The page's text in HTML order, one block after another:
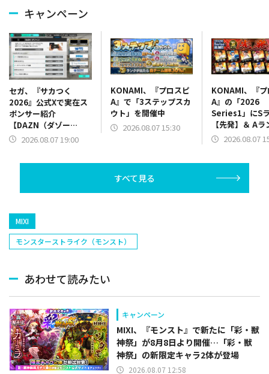
キャンペーン
セガ、『サカつく
2026』公式Xで実在ス
ポンサー紹介
【DAZN（ダゾー
ン）】篇をポスト
2026.08.07 19:00
KONAMI、『プロスピ
A』で「3ステップスカ
ウト」を開催中
2026.08.07 15:30
KONAMI、『
A』の「2026
Series1」にS
【先発】＆ Aラ
【野手】新登
塁手)、持丸泰
捕手)など
2026.08.07
すべて見る
MIXI
モンスターストライク（モンスト）
あわせて読みたい
キャンペーン
MIXI、『モンスト』で新たに「彩・獣
神祭」が8月8日より開催…「彩・獣
神祭」の新限定キャラ2体が登場
2026.08.07 12:58